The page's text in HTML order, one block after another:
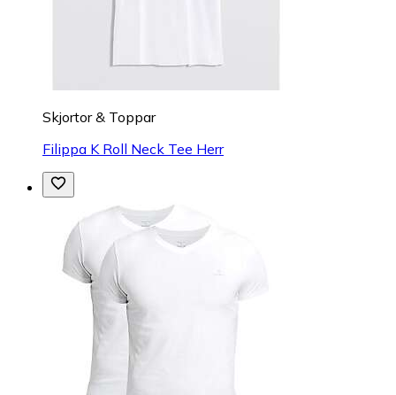
Skjortor & Toppar
Filippa K Roll Neck Tee Herr